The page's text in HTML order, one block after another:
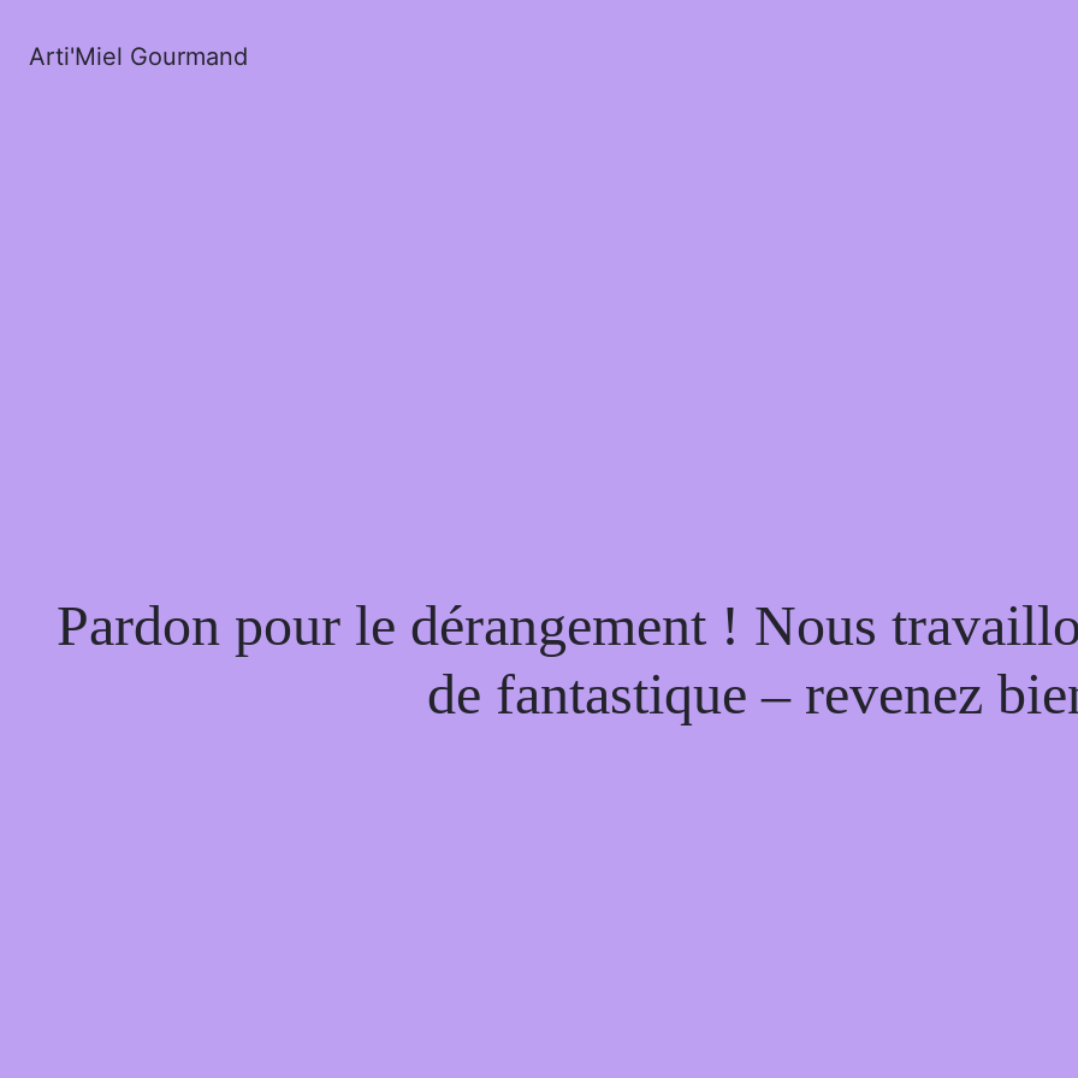
Arti'Miel Gourmand
Pardon pour le dérangement ! Nous
de fantastique – revenez